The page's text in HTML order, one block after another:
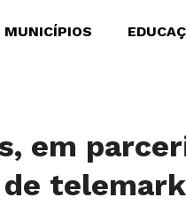
MUNICÍPIOS
em
de